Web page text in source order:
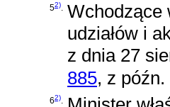
52). Wchodzące
udziałów i
z dnia 27
885, z późn.
62).